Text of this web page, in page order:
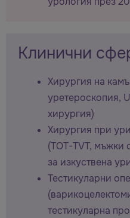
Клинични
Хирургия на
уретероскопия,
хирургия)
Хирургия при
(TOT-TVT, мъжки
за изкуствена
Тестикуларни
тестикуларна